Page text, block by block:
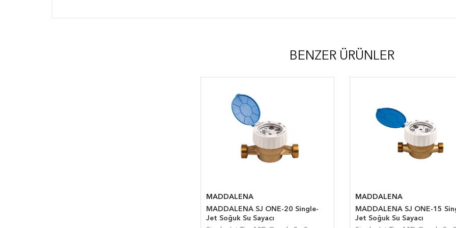
BENZER ÜRÜNLER
MADDALENA
MADDALENA SJ ONE-20 Single-
Jet Soğuk Su Sayacı
MADDALENA
MADDALENA SJ ONE-15
Jet Soğuk Su Sayacı